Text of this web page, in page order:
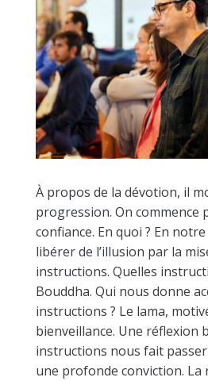
À propos de la dévotion, il
progression. On commence
confiance. En quoi ? En
libérer de l’illusion par la
instructions. Quelles
Bouddha. Qui nous donne
instructions ? Le lama,
bienveillance. Une réflexion
instructions nous fait passer
une profonde conviction. La